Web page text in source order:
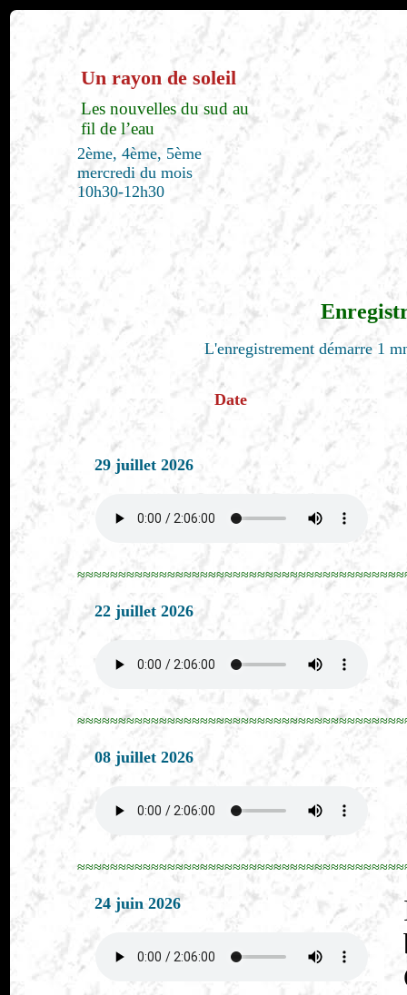
Un rayon de soleil
Les nouvelles du sud au
fil de l’eau
2ème, 4ème, 5ème
mercredi du mois
10h30-12h30
L'enregistrement démarre 1
Date
29 juillet 2026
22 juillet 2026
08 juillet 2026
24 juin 2026